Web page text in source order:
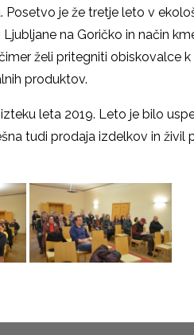
je že tretje leto v
na Goričko in način
želi pritegniti obiskovalce
produktov.
leta 2019. Leto je bilo
tudi prodaja izdelkov in živil